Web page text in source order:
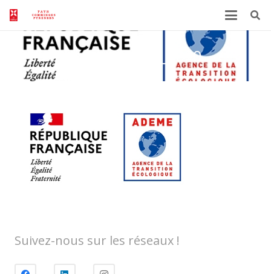
Logo_ADEME_2020
Suivez-nous sur les réseaux !